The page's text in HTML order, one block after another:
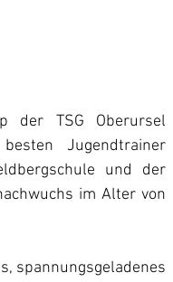
der TSG Oberursel
Jugendtrainer
und der
im Alter von
spannungsgeladenes